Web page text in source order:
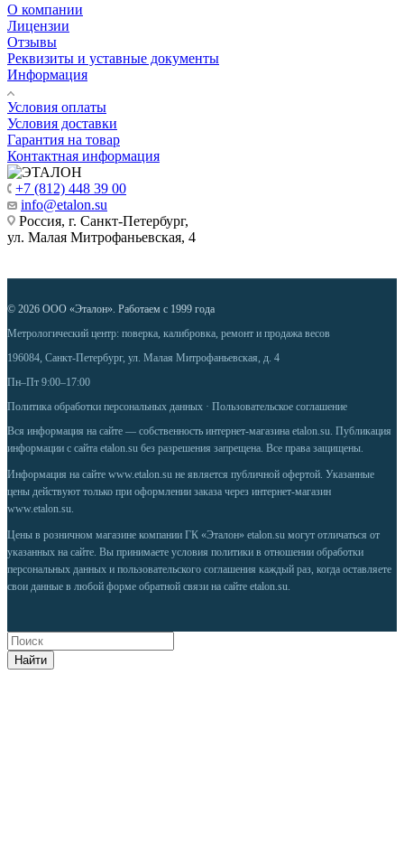
О компании
Лицензии
Отзывы
Реквизиты и уставные документы
Информация
Условия оплаты
Условия доставки
Гарантия на товар
Контактная информация
+7 (812) 448 39 00
info@etalon.su
Россия, г. Санкт-Петербург,
ул. Малая Митрофаньевская, 4
© 2026 ООО «Эталон». Работаем с 1999 года
Метрологический центр: поверка, калибровка, ремонт и продажа весов
196084, Санкт-Петербург, ул. Малая Митрофаньевская, д. 4
Пн–Пт 9:00–17:00
Политика обработки персональных данных · Пользовательское соглашение
Вся информация на сайте — собственность интернет-магазина etalon.su. Публикация
информации с сайта etalon.su без разрешения запрещена. Все права защищены.
Информация на сайте www.etalon.su не является публичной офертой. Указанные
цены действуют только при оформлении заказа через интернет-магазин
www.etalon.su
Цены в розничном магазине компании ГК «Эталон» etalon.su могут отличаться от
указанных на сайте. Вы принимаете условия политики в отношении обработки
персональных данных и пользовательского соглашения каждый раз, когда оставляете
свои данные в любой форме обратной связи на сайте etalon.su.
Найти